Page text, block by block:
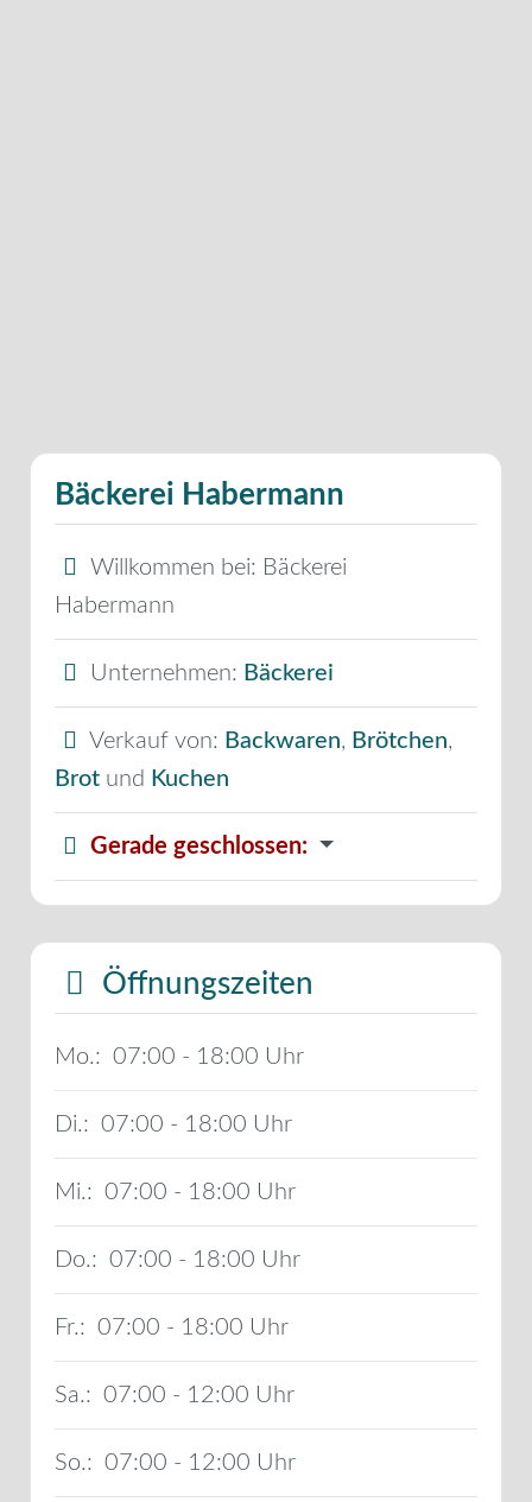
Bäckerei Habermann
Willkommen bei: Bäckerei
Habermann
Unternehmen: Bäckerei
Verkauf von: Backwaren, Brötchen,
Brot und Kuchen
Gerade geschlossen:
Öffnungszeiten
Mo.: 07:00 - 18:00
Di.: 07:00 - 18:00
Mi.: 07:00 - 18:00
Do.: 07:00 - 18:00
Fr.: 07:00 - 18:00
Sa.: 07:00 - 12:00
So.: 07:00 - 12:00